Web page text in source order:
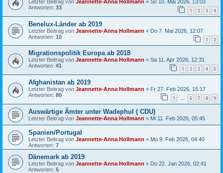
Letzter Beitrag von Jeannette-Anna Hollmann « So 10. Mai 2026, 13:03
Antworten: 33 1 2 3 4
Benelux-Länder ab 2019
Letzter Beitrag von Jeannette-Anna Hollmann « Do 7. Mai 2026, 12:07
Antworten: 10 1 2
Migrationspolitik Europa ab 2018
Letzter Beitrag von Jeannette-Anna Hollmann « Sa 11. Apr 2026, 12:31
Antworten: 41 1 2 3 4 5
Afghanistan ab 2019
Letzter Beitrag von Jeannette-Anna Hollmann « Fr 27. Feb 2026, 15:17
Antworten: 80 1 6 7 8 9
Auswärtige Ämter unter Wadephul ( CDU)
Letzter Beitrag von Jeannette-Anna Hollmann « Mi 11. Feb 2026, 05:45
Spanien/Portugal
Letzter Beitrag von Jeannette-Anna Hollmann « Mo 9. Feb 2026, 04:40
Antworten: 7
Dänemark ab 2019
Letzter Beitrag von Jeannette-Anna Hollmann « Do 22. Jan 2026, 02:41
Antworten: 5